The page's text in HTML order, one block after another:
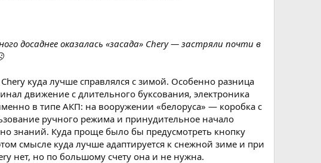
досаднее оказалась «засада» Chery — застряли почти в
куда лучше справлялся с зимой. Особенно разница
движение с длительного буксования, электроника
в типе АКП: на вооружении «белоруса» — коробка с
ручного режима и принудительное начало
знаний. Куда проще было бы предусмотреть кнопку
смысле куда лучше адаптируется к снежной зиме и при
нет, но по большому счету она и не нужна.